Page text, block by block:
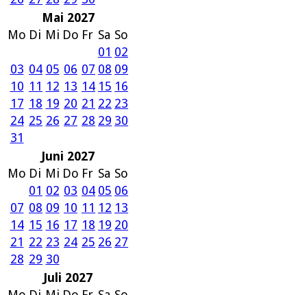
Mai 2027
Mo Di Mi Do Fr Sa So
01 02
03 04 05 06 07 08 09
10 11 12 13 14 15 16
17 18 19 20 21 22 23
24 25 26 27 28 29 30
31
Juni 2027
Mo Di Mi Do Fr Sa So
01 02 03 04 05 06
07 08 09 10 11 12 13
14 15 16 17 18 19 20
21 22 23 24 25 26 27
28 29 30
Juli 2027